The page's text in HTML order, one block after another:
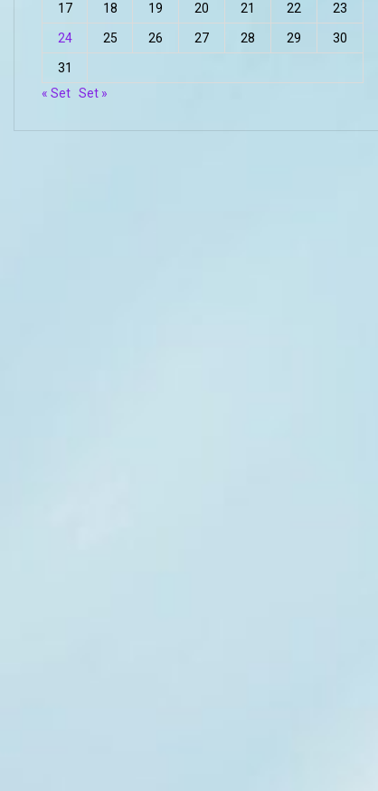
17 18 19 20 21 22 23
24 25 26 27 28 29 30
31
« Set Set »